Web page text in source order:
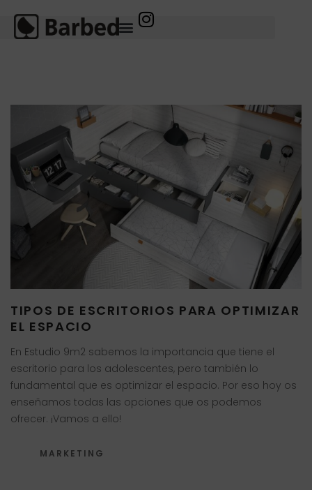
TIPOS DE ESCRITORIOS PARA OPTIMIZAR
EL ESPACIO
En Estudio 9m2 sabemos la importancia que tiene el
escritorio para los adolescentes, pero también lo
fundamental que es optimizar el espacio. Por eso hoy os
enseñamos todas las opciones que os podemos
ofrecer. ¡Vamos a ello!
MARKETING